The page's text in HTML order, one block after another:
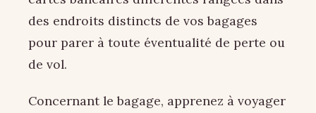
des endroits distincts de vos bagages
pour parer à toute éventualité de perte ou
de vol.
Concernant le bagage, apprenez à voyager